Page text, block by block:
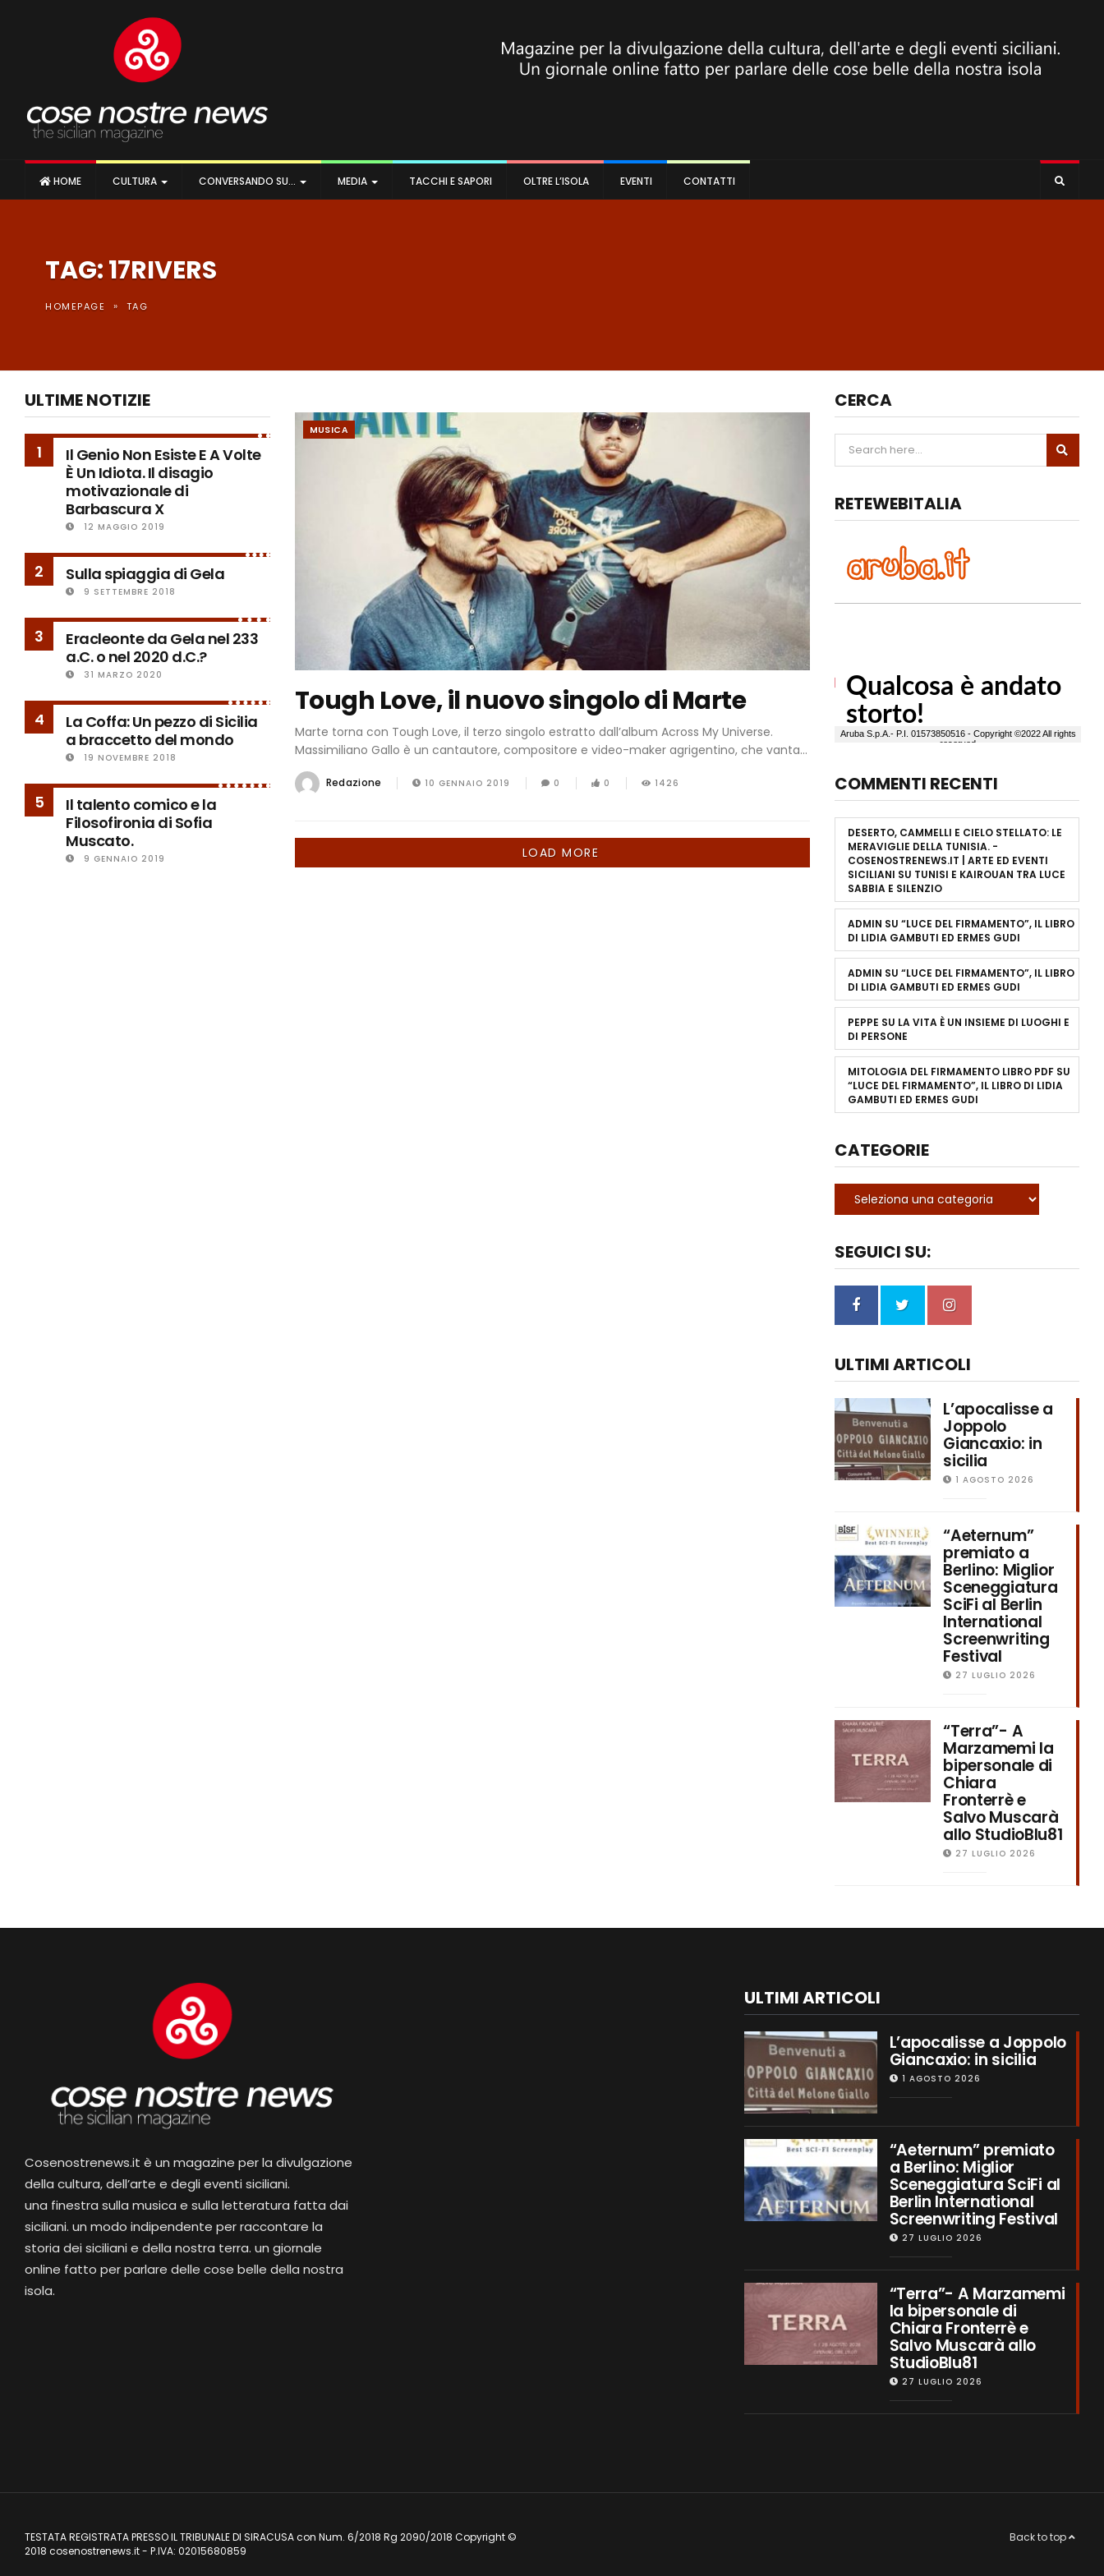
HOME CULTURA CONVERSANDO SU… MEDIA TACCHI E SAPORI OLTRE L’ISOLA EVENTI CONTATTI
TAG: 17RIVERS
HOMEPAGE » TAG
ULTIME NOTIZIE
1
Il Genio Non Esiste E A Volte
È Un Idiota. Il disagio
motivazionale di
Barbascura X
12 MAGGIO 2019
2 Sulla spiaggia di Gela
9 SETTEMBRE 2018
3
Eracleonte da Gela nel 233
a.C. o nel 2020 d.C.?
31 MARZO 2020
4
La Coffa: Un pezzo di Sicilia
a braccetto del mondo
19 NOVEMBRE 2018
5
Il talento comico e la
Filosofironia di Sofia
Muscato.
9 GENNAIO 2019
MUSICA
Tough Love, il nuovo singolo di Marte
Marte torna con Tough Love, il terzo singolo estratto dall’album Across My Universe.
Massimiliano Gallo è un cantautore, compositore e video-maker agrigentino, che vanta...
Redazione 10 GENNAIO 2019 0 0 1426
LOAD MORE
CERCA
RETEWEBITALIA
COMMENTI RECENTI
DESERTO, CAMMELLI E CIELO STELLATO: LE
MERAVIGLIE DELLA TUNISIA. -
COSENOSTRENEWS.IT | ARTE ED EVENTI
SICILIANI SU TUNISI E KAIROUAN TRA LUCE
SABBIA E SILENZIO
ADMIN SU “LUCE DEL FIRMAMENTO”, IL LIBRO
DI LIDIA GAMBUTI ED ERMES GUDI
ADMIN SU “LUCE DEL FIRMAMENTO”, IL LIBRO
DI LIDIA GAMBUTI ED ERMES GUDI
PEPPE SU LA VITA È UN INSIEME DI LUOGHI E
DI PERSONE
MITOLOGIA DEL FIRMAMENTO LIBRO PDFSU
“LUCE DEL FIRMAMENTO”, IL LIBRO DI LIDIA
GAMBUTI ED ERMES GUDI
CATEGORIE
SEGUICI SU:
ULTIMI ARTICOLI
L’apocalisse a
Joppolo
Giancaxio: in
sicilia
1 AGOSTO 2026
“Aeternum”
premiato a
Berlino: Miglior
Sceneggiatura
SciFi al Berlin
International
Screenwriting
Festival
27 LUGLIO 2026
“Terra”- A
Marzamemi la
bipersonale di
Chiara
Fronterrè e
Salvo Muscarà
allo StudioBlu81
27 LUGLIO 2026
Cosenostrenews.it è un magazine per la divulgazione
della cultura, dell’arte e degli eventi siciliani.
una finestra sulla musica e sulla letteratura fatta dai
siciliani. un modo indipendente per raccontare la
storia dei siciliani e della nostra terra. un giornale
online fatto per parlare delle cose belle della nostra
isola.
ULTIMI ARTICOLI
L’apocalisse a Joppolo
Giancaxio: in sicilia
1 AGOSTO 2026
“Aeternum” premiato
a Berlino: Miglior
Sceneggiatura SciFi al
Berlin International
Screenwriting Festival
27 LUGLIO 2026
“Terra”- A Marzamemi
la bipersonale di
Chiara Fronterrè e
Salvo Muscarà allo
StudioBlu81
27 LUGLIO 2026
TESTATA REGISTRATA PRESSO IL TRIBUNALE DI SIRACUSA con Num. 6/2018 Rg 2090/2018 Copyright ©
2018 cosenostrenews.it - P.IVA: 02015680859
Back to top